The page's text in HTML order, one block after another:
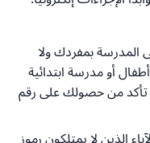
المدرسة بمفردك ولا
أو مدرسة ابتدائية
تأكد من حصولك على رقم